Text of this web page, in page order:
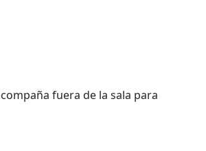
fuera de la sala para